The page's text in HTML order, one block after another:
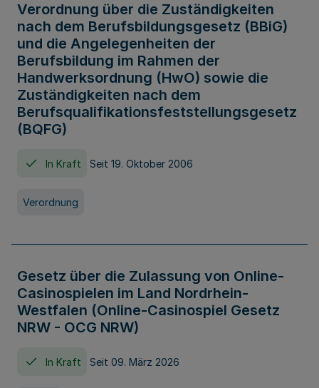
Verordnung über die Zuständigkeiten
nach dem Berufsbildungsgesetz (BBiG)
und die Angelegenheiten der
Berufsbildung im Rahmen der
Handwerksordnung (HwO) sowie die
Zuständigkeiten nach dem
Berufsqualifikationsfeststellungsgesetz
(BQFG)
In Kraft Seit 19. Oktober 2006
Verordnung
Gesetz über die Zulassung von Online-
Casinospielen im Land Nordrhein-
Westfalen (Online-Casinospiel Gesetz
NRW - OCG NRW)
In Kraft Seit 09. März 2026